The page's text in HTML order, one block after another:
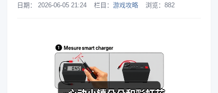
日期： 2026-06-05 21:24 栏目： 游戏攻略 浏览： 882